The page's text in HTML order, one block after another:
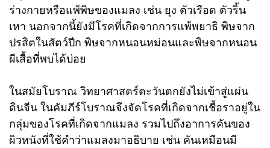
ร่างกายหรือแพ้พิษของแมลง เช่น ยุง ตัวเรือด ตัวริ้น
เหา นอกจากนี้ยังมีโรคที่เกิดจากการแพ้พยาธิ พิษจาก
ปรสิตในสัตว์ปีก พิษจากหนอนหม่อนและพิษจากหนอน
ผีเสื้อที่พบได้บ่อย
ในสมัยโบราณ วิทยาศาสตร์ตะวันตกยังไม่เข้าสู่แผ่น
ดินจีน ในคัมภีร์โบราณจึงจัดโรคที่เกิดจากเชื้อราอยู่ใน
กลุ่มของโรคที่เกิดจากแมลง รวมไปถึงอาการคันของ
ผิวหนังที่ใช้คำว่าแมลงมาอธิบาย เช่น คันเหมือนมี